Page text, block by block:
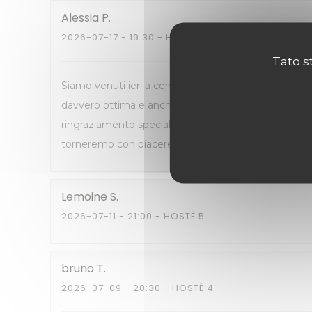
Tato
Alessia P
2026-07-17 - 19:30 - HOSTÉ 2
Siamo venuti ieri a cena qui, ed era la seconda
davvero ottima e anche gli antipasti sono molto
ringraziamento speciale al cameriere italiano, che
torneremo con piacere!
Lemoine S
2026-07-11 - 21:00 - HOSTÉ 5
bruno T
2026-07-09 - 20:30 - HOSTÉ 4